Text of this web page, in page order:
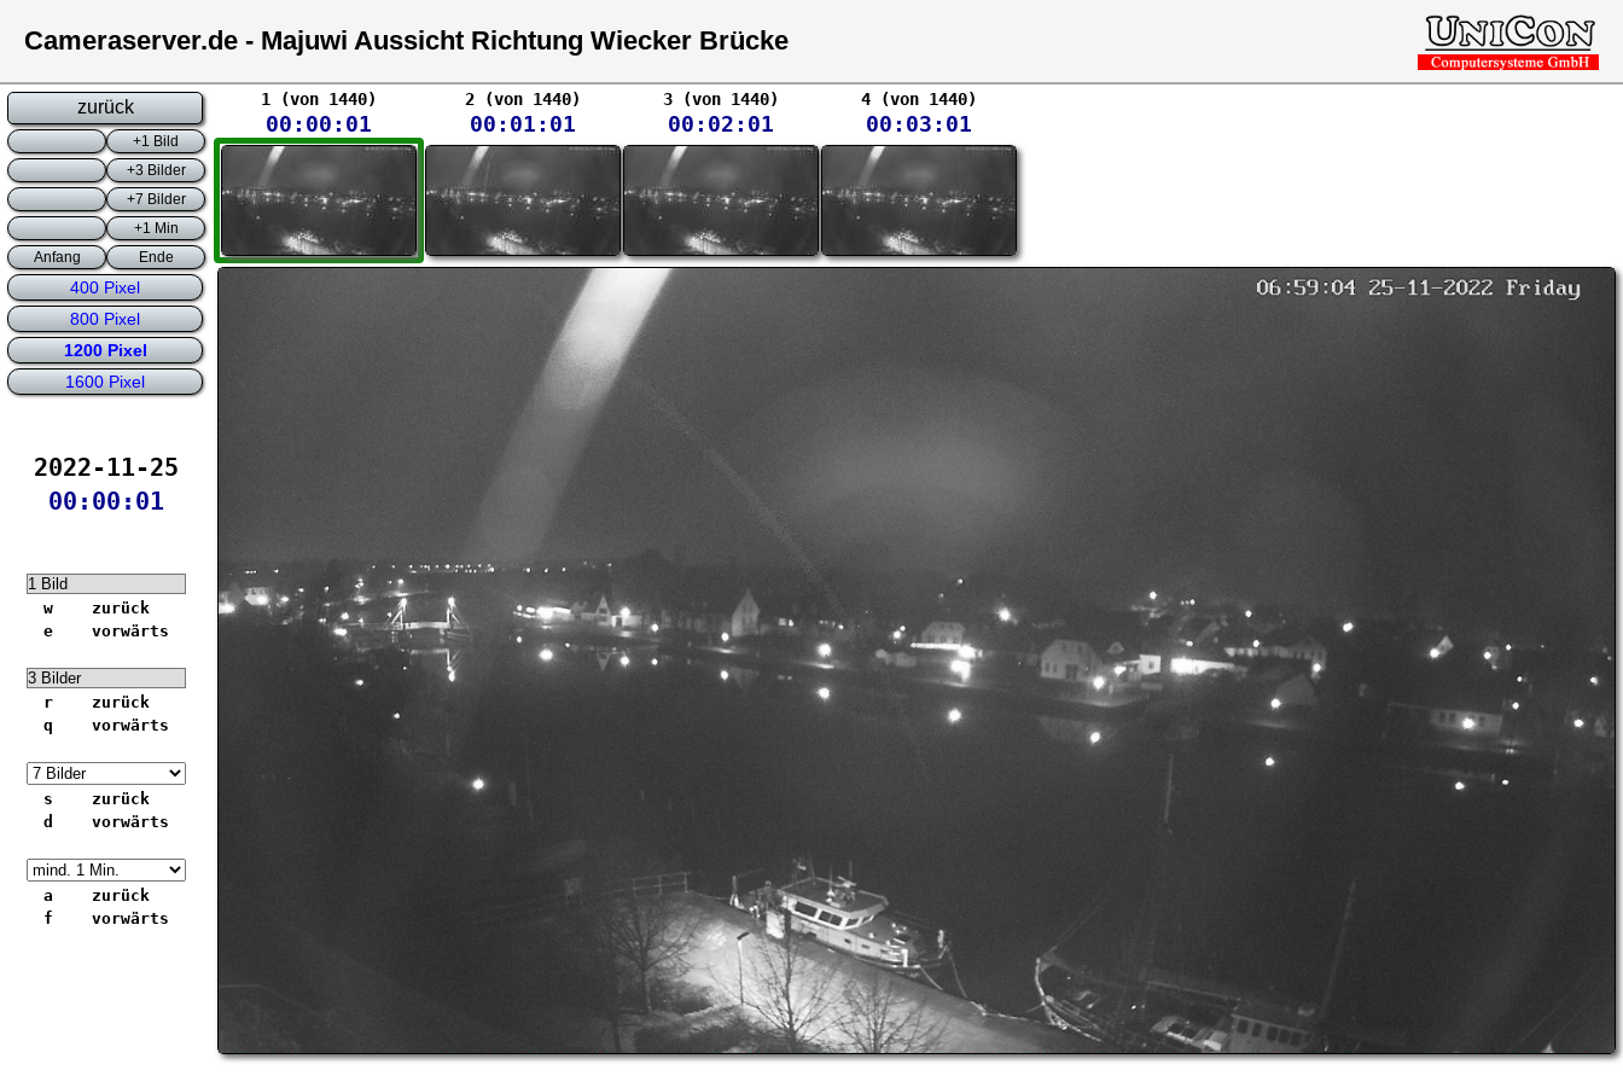
Cameraserver.de - Majuwi Aussicht Richtung Wiecker Brücke
zurück
+1 Bild
+3 Bilder
+7 Bilder
+1 Min
Anfang
Ende
400 Pixel
800 Pixel
1200 Pixel
1600 Pixel
2022-11-25
00:00:01
w zurück
e vorwärts
r zurück
q vorwärts
s zurück
d vorwärts
a zurück
f vorwärts
1 (von 1440) 2 (von 1440) 3 (von 1440) 4 (von 1440)
00:00:01 00:01:01 00:02:01 00:03:01